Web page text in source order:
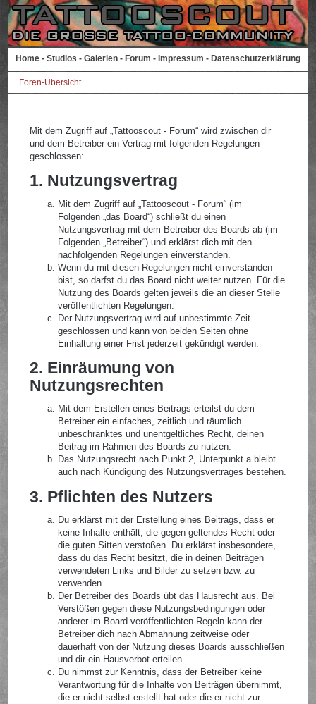
Home - Studios - Galerien - Forum - Impressum - Datenschutzerklärung
Foren-Übersicht
Mit dem Zugriff auf „Tattooscout - Forum“ wird zwischen dir
und dem Betreiber ein Vertrag mit folgenden Regelungen
geschlossen:
1. Nutzungsvertrag
Mit dem Zugriff auf „Tattooscout - Forum“ (im
Folgenden „das Board“) schließt du einen
Nutzungsvertrag mit dem Betreiber des Boards ab (im
Folgenden „Betreiber“) und erklärst dich mit den
nachfolgenden Regelungen einverstanden.
Wenn du mit diesen Regelungen nicht einverstanden
bist, so darfst du das Board nicht weiter nutzen. Für die
Nutzung des Boards gelten jeweils die an dieser Stelle
veröffentlichten Regelungen.
Der Nutzungsvertrag wird auf unbestimmte Zeit
geschlossen und kann von beiden Seiten ohne
Einhaltung einer Frist jederzeit gekündigt werden.
2. Einräumung von
Nutzungsrechten
Mit dem Erstellen eines Beitrags erteilst du dem
Betreiber ein einfaches, zeitlich und räumlich
unbeschränktes und unentgeltliches Recht, deinen
Beitrag im Rahmen des Boards zu nutzen.
Das Nutzungsrecht nach Punkt 2, Unterpunkt a bleibt
auch nach Kündigung des Nutzungsvertrages bestehen.
3. Pflichten des Nutzers
Du erklärst mit der Erstellung eines Beitrags, dass er
keine Inhalte enthält, die gegen geltendes Recht oder
die guten Sitten verstoßen. Du erklärst insbesondere,
dass du das Recht besitzt, die in deinen Beiträgen
verwendeten Links und Bilder zu setzen bzw. zu
verwenden.
Der Betreiber des Boards übt das Hausrecht aus. Bei
Verstößen gegen diese Nutzungsbedingungen oder
anderer im Board veröffentlichten Regeln kann der
Betreiber dich nach Abmahnung zeitweise oder
dauerhaft von der Nutzung dieses Boards ausschließen
und dir ein Hausverbot erteilen.
Du nimmst zur Kenntnis, dass der Betreiber keine
Verantwortung für die Inhalte von Beiträgen übernimmt,
die er nicht selbst erstellt hat oder die er nicht zur